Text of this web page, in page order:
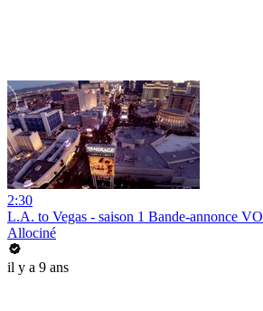
2:30
L.A. to Vegas - saison 1 Bande-annonce VO
Allociné
il y a 9 ans